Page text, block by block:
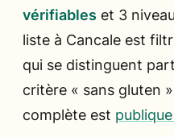
vérifiables et 3
liste à Cancale est
qui se distinguent
critère « sans gluten
complète est